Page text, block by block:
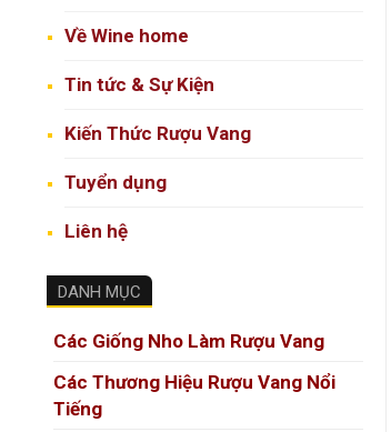
Về Wine home
Tin tức & Sự Kiện
Kiến Thức Rượu Vang
Tuyển dụng
Liên hệ
DANH MỤC
Các Giống Nho Làm Rượu Vang
Các Thương Hiệu Rượu Vang Nổi
Tiếng